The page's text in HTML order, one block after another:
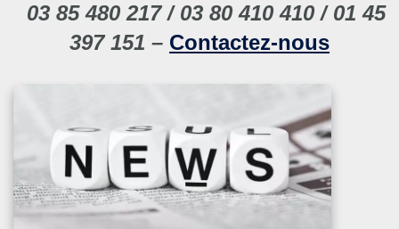
03 85 480 217 / 03 80 410 410 / 01 45
397 151 – Contactez-nous